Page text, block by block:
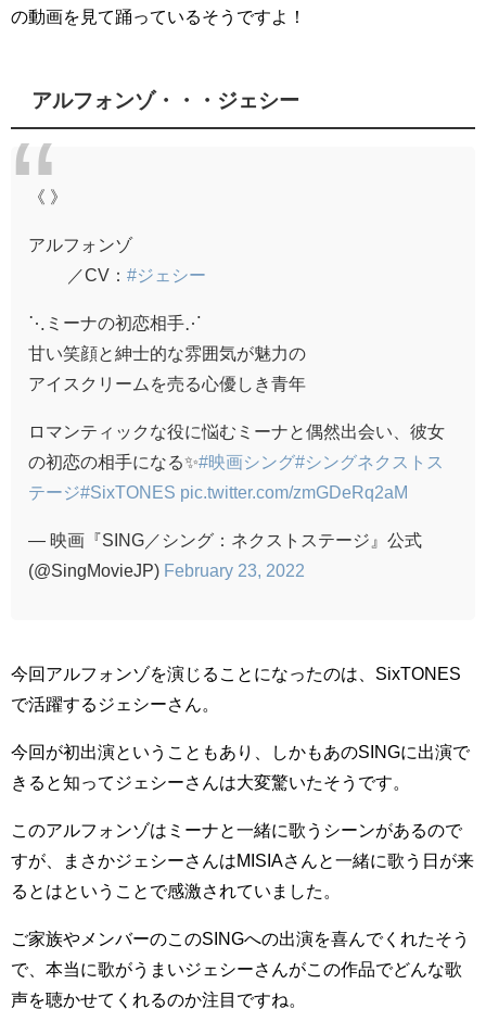
の動画を見て踊っているそうですよ！
アルフォンゾ・・・ジェシー
《 》
アルフォンゾ
／CV： #ジェシー
⋱ミーナの初恋相手⋰
甘い笑顔と紳士的な雰囲気が魅力の
アイスクリームを売る心優しき青年
ロマンティックな役に悩むミーナと偶然出会い、彼女
の初恋の相手になる✨#映画シング#シングネクストス
テージ#SixTONES pic.twitter.com/zmGDeRq2aM
— 映画『SING／シング：ネクストステージ』公式
(@SingMovieJP) February 23, 2022
今回アルフォンゾを演じることになったのは、SixTONES
で活躍するジェシーさん。
今回が初出演ということもあり、しかもあのSINGに出演で
きると知ってジェシーさんは大変驚いたそうです。
このアルフォンゾはミーナと一緒に歌うシーンがあるので
すが、まさかジェシーさんはMISIAさんと一緒に歌う日が来
るとはということで感激されていました。
ご家族やメンバーのこのSINGへの出演を喜んでくれたそう
で、本当に歌がうまいジェシーさんがこの作品でどんな歌
声を聴かせてくれるのか注目ですね。